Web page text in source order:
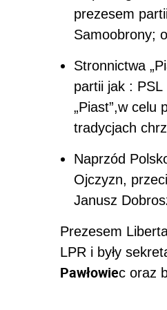
prezesem
Samoobrony;
Stronnictwa
partii jak :
„Piast”,w celu
tradycjach
Naprzód
Ojczyzn,
Janusz
Prezesem
LPR i były
Pawłowiec oraz